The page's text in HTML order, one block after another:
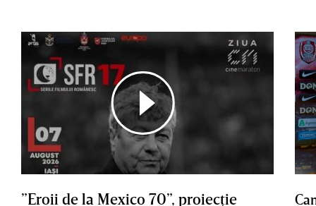
”Eroii de la Mexico 70”, proiecţie